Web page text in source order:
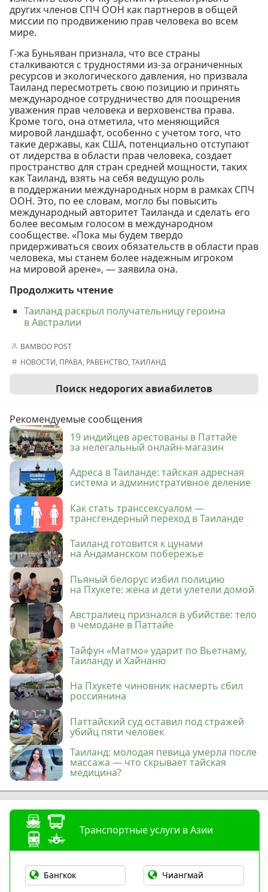
других членов СПЧ ООН как партнеров в общей
миссии по продвижению прав человека во всем
мире.
Г-жа Буньяван признала, что все страны
сталкиваются с трудностями из-за ограниченных
ресурсов и экологического давления, но призвала
Таиланд пересмотреть свою позицию и принять
международное сотрудничество для поощрения
уважения прав человека и верховенства права.
Кроме того, она отметила, что меняющийся
мировой ландшафт, особенно с учетом того, что
такие державы, как США, потенциально отступают
от лидерства в области прав человека, создает
пространство для стран средней мощности, таких
как Таиланд, взять на себя ведущую роль
в поддержании международных норм в рамках СПЧ
ООН. Это, по ее словам, могло бы повысить
международный авторитет Таиланда и сделать его
более весомым голосом в международном
сообществе. «Пока мы будем твердо
придерживаться своих обязательств в области прав
человека, мы станем более надежным игроком
на мировой арене», — заявила она.
Продолжить чтение
Таиланд раскрыл получательницу героина
в Австралии
BAMBOO POST
НОВОСТИ, ПРАВА, РАВЕНСТВО,ТАИЛАНД
Поиск недорогих авиабилетов
Рекомендуемые сообщения
19 индийцев арестованы в Паттайе
за нелегальный онлайн-магазин
Адреса в Таиланде: тайская адресная
система и административное деление
Как стать транссексуалом —
трансгендерный переход в Таиланде
Таиланд готовится к цунами
на Андаманском побережье
Пьяный белорус избил полицию
на Пхукете: жена и дети улетели домой
Австралиец признался в убийстве: тело
в чемодане в Паттайе
Тайфун «Матмо» ударит по Вьетнаму,
Таиланду и Хайнаню
На Пхукете чиновник насмерть сбил
россиянина
Паттайский суд оставил под стражей
убийц пяти человек
Таиланд: молодая певица умерла после
массажа — что скрывает тайская
медицина?
Транспортные услуги в Азии